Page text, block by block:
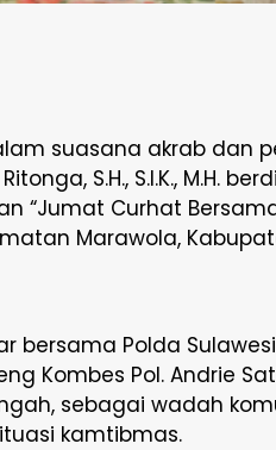
suasana akrab dan
S.H., S.I.K., M.H.
“Jumat Curhat
Marawola,
bersama Polda
Kombes Pol. Andrie
sebagai wadah
kamtibmas.